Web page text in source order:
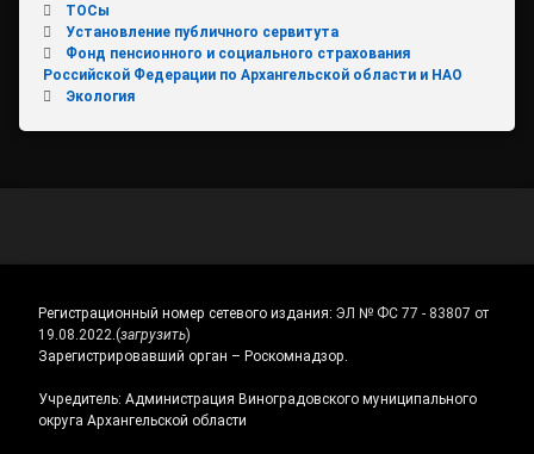
ТОСы
Установление публичного сервитута
Фонд пенсионного и социального страхования
Российской Федерации по Архангельской области и НАО
Экология
Регистрационный номер сетевого издания: ЭЛ № ФС 77 - 83807 от
19.08.2022.(загрузить)
Зарегистрировавший орган – Роскомнадзор.
Учредитель: Администрация Виноградовского муниципального
округа Архангельской области